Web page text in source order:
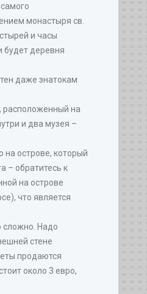
монастыря св.
и часы
будет деревня
даже знатокам
расположенный на
и два музея –
на острове, который
– обратитесь к
на острове
что является
сложно. Надо
стене
продаются
около 3 евро,